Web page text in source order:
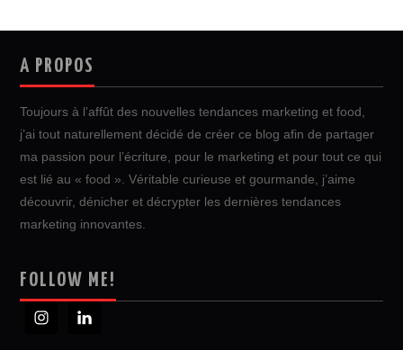
A PROPOS
Toujours à l’affût des nouvelles tendances marketing et food,
j’ai tout naturellement décidé de créer ce blog afin de partager
ma passion pour l’écriture, pour le marketing et pour tout ce qui
est lié au « food ». Véritable curieuse et gourmande, j’aime
découvrir, dénicher et décrypter les dernières tendances
marketing innovantes.
FOLLOW ME!